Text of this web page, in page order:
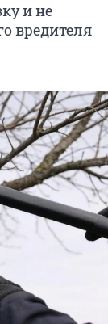
и не
вредителя